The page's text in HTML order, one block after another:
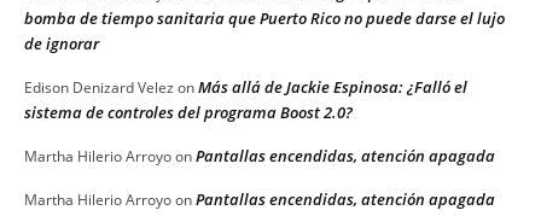
bomba de tiempo sanitaria que Puerto Rico no puede darse el lujo
de ignorar
Edison Denizard Velez onMás allá de Jackie Espinosa: ¿Falló el
sistema de controles del programa Boost 2.0?
Martha Hilerio ArroyoonPantallas encendidas, atención apagada
Martha Hilerio ArroyoonPantallas encendidas, atención apagada